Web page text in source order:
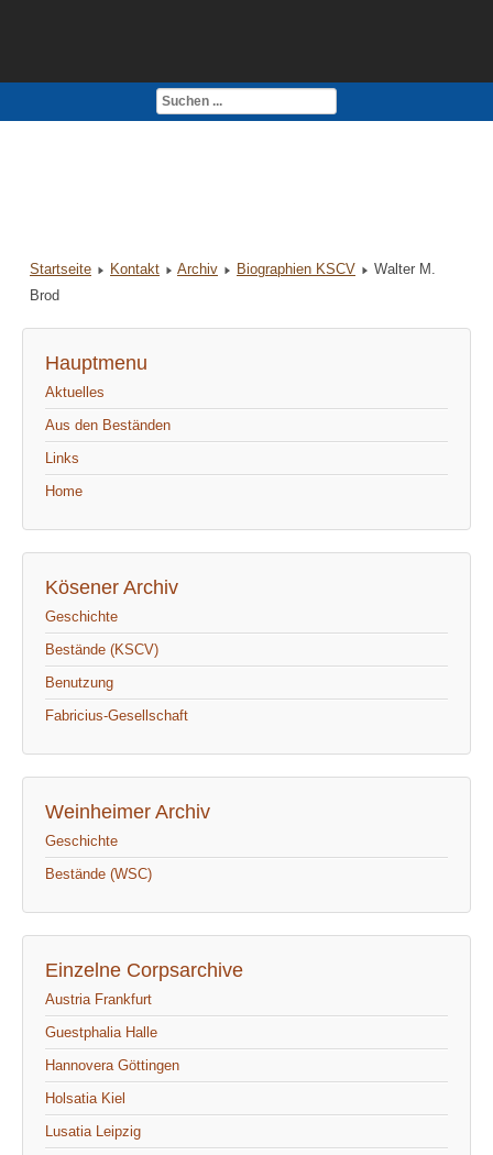
Impressum
Startseite Kontakt Archiv Biographien KSCV
Walter M.
Brod
Hauptmenu
Aktuelles
Aus den Beständen
Links
Home
Kösener Archiv
Geschichte
Bestände (KSCV)
Benutzung
Fabricius-Gesellschaft
Weinheimer Archiv
Geschichte
Bestände (WSC)
Einzelne Corpsarchive
Austria Frankfurt
Guestphalia Halle
Hannovera Göttingen
Holsatia Kiel
Lusatia Leipzig